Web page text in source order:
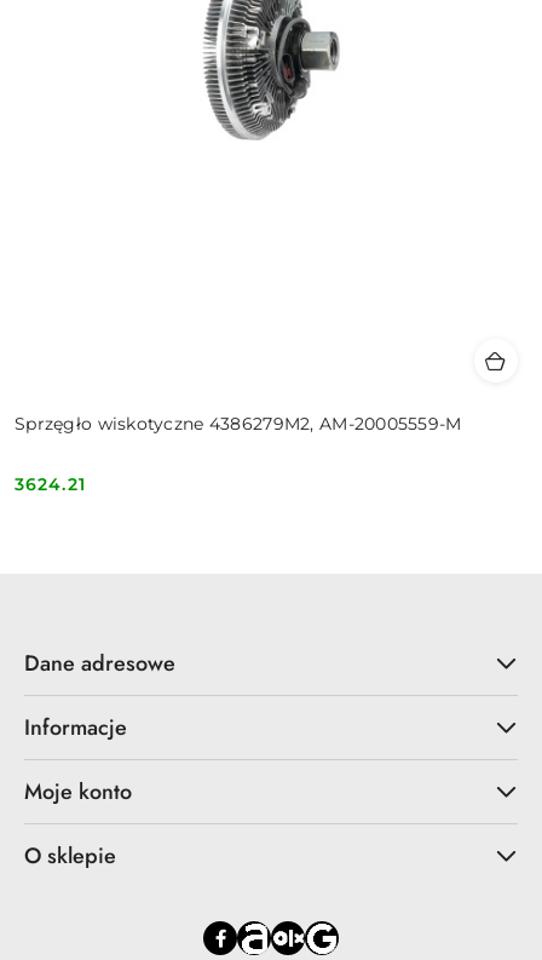
Sprzęgło wiskotyczne 4386279M2, AM-20005559-M
Cena:
3624.21
Dane adresowe
Informacje
Moje konto
O sklepie